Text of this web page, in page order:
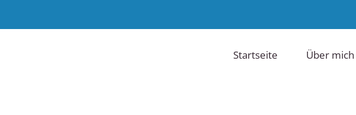
Startseite Über mich